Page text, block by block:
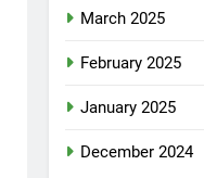
March 2025
February 2025
January 2025
December 2024